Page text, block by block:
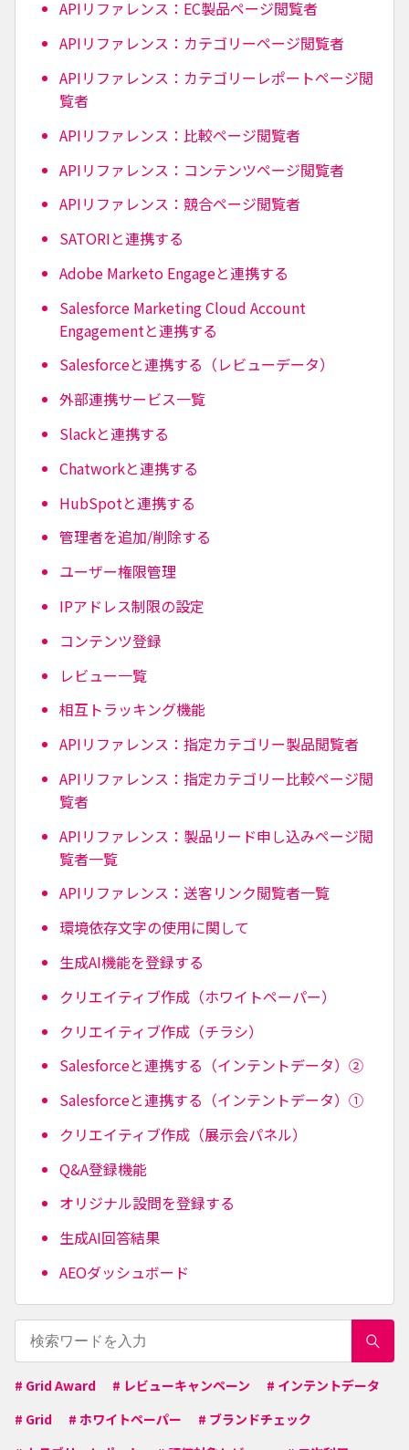
APIリファレンス：EC製品ページ閲覧者
APIリファレンス：カテゴリーページ閲覧者
APIリファレンス：カテゴリーレポートページ閲
覧者
APIリファレンス：比較ページ閲覧者
APIリファレンス：コンテンツページ閲覧者
APIリファレンス：競合ページ閲覧者
SATORIと連携する
Adobe Marketo Engageと連携する
Salesforce Marketing Cloud Account
Engagementと連携する
Salesforceと連携する（レビューデータ）
外部連携サービス一覧
Slackと連携する
Chatworkと連携する
HubSpotと連携する
管理者を追加/削除する
ユーザー権限管理
IPアドレス制限の設定
コンテンツ登録
レビュー一覧
相互トラッキング機能
APIリファレンス：指定カテゴリー製品閲覧者
APIリファレンス：指定カテゴリー比較ページ閲
覧者
APIリファレンス：製品リード申し込みページ閲
覧者一覧
APIリファレンス：送客リンク閲覧者一覧
環境依存文字の使用に関して
生成AI機能を登録する
クリエイティブ作成（ホワイトペーパー）
クリエイティブ作成（チラシ）
Salesforceと連携する（インテントデータ）②
Salesforceと連携する（インテントデータ）①
クリエイティブ作成（展示会パネル）
Q&A登録機能
オリジナル設問を登録する
生成AI回答結果
AEOダッシュボード
# Grid Award # レビューキャンペーン
# インテントデータ
# Grid
# ホワイトペーパー
# ブランドチェック